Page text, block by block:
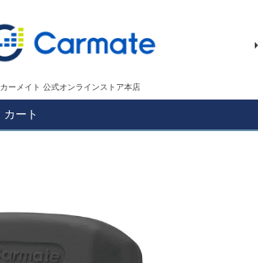
カーメイト 公式オンラインストア本店
カート